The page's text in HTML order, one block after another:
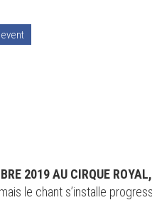
2019 AU CIRQUE
le chant s’installe